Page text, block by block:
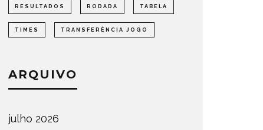
RESULTADOS RODADA TABELA
TIMES TRANSFERÊNCIA JOGO
ARQUIVO
julho 2026